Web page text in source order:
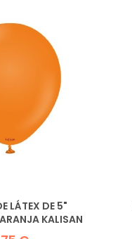
LÁTEX DE 5"
KALISAN